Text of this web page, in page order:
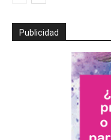
Publicidad